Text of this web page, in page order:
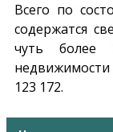
Всего по
содержатся
чуть более
123 172.